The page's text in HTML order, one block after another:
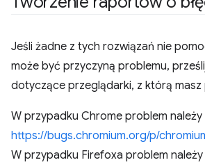
Jeśli żadne z tych rozwiązań nie
może być przyczyną problemu,
dotyczące przeglądarki, z którą masz
W przypadku Chrome problem należy
https://bugs.chromium.org/p/
W przypadku Firefoxa problem należy